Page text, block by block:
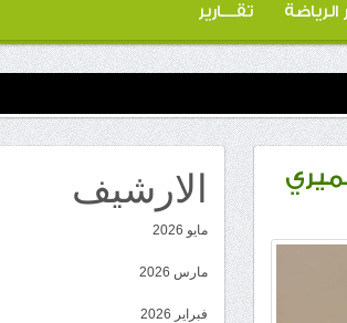
الرياضة تقـــارير
الارشيف
مايو 2026
مارس 2026
فبراير 2026